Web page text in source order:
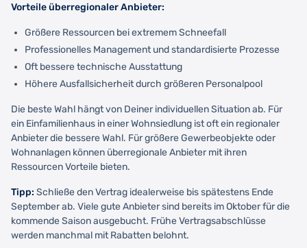
Vorteile überregionaler Anbieter:
Größere Ressourcen bei extremem Schneefall
Professionelles Management und standardisierte Prozesse
Oft bessere technische Ausstattung
Höhere Ausfallsicherheit durch größeren Personalpool
Die beste Wahl hängt von Deiner individuellen Situation ab. Für
ein Einfamilienhaus in einer Wohnsiedlung ist oft ein regionaler
Anbieter die bessere Wahl. Für größere Gewerbeobjekte oder
Wohnanlagen können überregionale Anbieter mit ihren
Ressourcen Vorteile bieten.
Tipp: Schließe den Vertrag idealerweise bis spätestens Ende
September ab. Viele gute Anbieter sind bereits im Oktober für die
kommende Saison ausgebucht. Frühe Vertragsabschlüsse
werden manchmal mit Rabatten belohnt.